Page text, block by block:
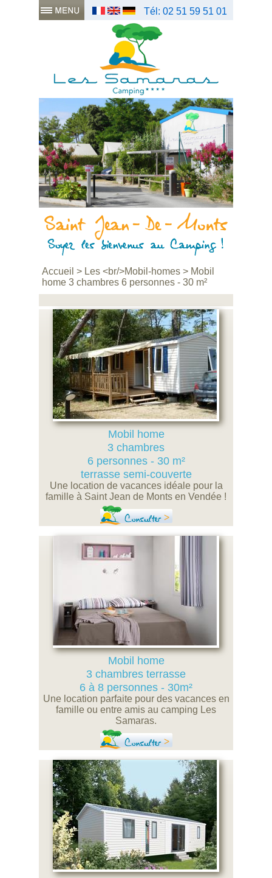
Tél: 02 51 59 51 01
Accueil > Les <br/>Mobil-homes > Mobil
home 3 chambres 6 personnes - 30 m²
Mobil home
3 chambres
6 personnes - 30 m²
terrasse semi-couverte
Une location de vacances idéale pour la
famille à Saint Jean de Monts en Vendée !
Consulter
Mobil home
3 chambres terrasse
6 à 8 personnes - 30m²
Une location parfaite pour des vacances en
famille ou entre amis au camping Les
Samaras.
Consulter